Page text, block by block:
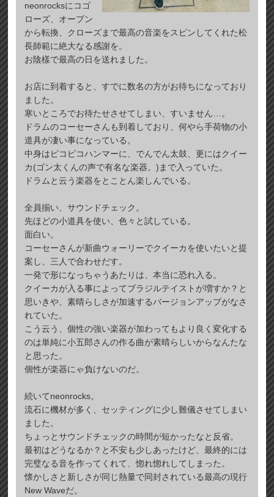
neonrocksにコゴ
ローズ、オープン
から転換、クローズまで最高の音楽をスピンしてくれた松
長師範に絶大なる感謝を。
お陰樣で最高の日を送れました。
お店に到着すると、すでに数名の方がお待ちになっており
ました。
寒いところでお待たせさせてしまい、すいません…。
ドラムのコーセーさんも到着しており、何やら手荷物の小
道具が凄い事になっている。
中身はピコピコハンマーに、でんでん太鼓、更にはクイー
カ(ゴン太くんの声で有名な楽器。)まで入っていた。
ドラムと云う楽器をとことん楽しんでいる。
全員揃い、サウンドチェック。
先ほどの小道具を使い、色々と試している。
面白い。
コーセーさんが新曲ウォーリーでクイーカを使いたいと提
案し、三人で合わせだす。
一発で形になっちゃうあたりは、本当に恐れ入る。
クイーカが入る事によってブラジルテイストが増すか？と
思いきや、素晴らしさが加速するバージョンアップがなさ
れていた。
こう云う、個性の強い楽器が加わってもより良く変化する
のは単純に小五郎さんの作る曲が素晴らしいからなんたな
と思った。
個性が楽器にゃ負けないのだ。
続いてneonrocks。
流石に機材が多く、セッティングに少し難儀させてしまい
ました。
ちょっとサウンドチェックの時間が短かったなと反省。
最初はどうなるか？と不安も少しあったけど、最終的には
完璧なる音を作ってくれて、惚れ惚れしてしまった。
懐かしさと新しさが同じ熱量で同封されている最高の現行
New Waveだ。